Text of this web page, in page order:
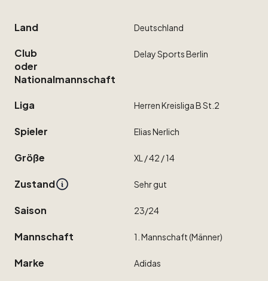
Land Deutschland
Club
oder
Nationalmannschaft
DelaySportsBerlin
Liga HerrenKreisligaBSt.2
Spieler EliasNerlich
Größe XL ​/​42 ​/​14
Zustand Sehrgut
Saison 23​/​24
Mannschaft 1. Mannschaft(Männer)
Marke Adidas